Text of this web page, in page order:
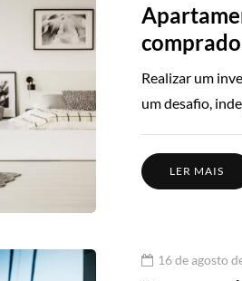
Realizar um
um desafio,
LER MAIS
16 de agosto